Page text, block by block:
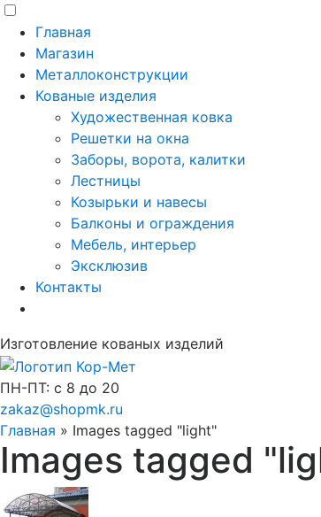
Главная
Магазин
Металлоконструкции
Кованые изделия
Художественная ковка
Решетки на окна
Заборы, ворота, калитки
Лестницы
Козырьки и навесы
Балконы и ограждения
Мебель, интерьер
Эксклюзив
Контакты
Изготовление кованых изделий
ПН-ПТ: с 8 до 20
zakaz@shopmk.ru
Главная » Images tagged "light"
Images tagged